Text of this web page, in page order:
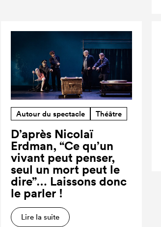
Autour du spectacle Théâtre
D’après Nicolaï
Erdman, “Ce qu’un
vivant peut penser,
seul un mort peut le
dire”… Laissons donc
le parler !
Lire la suite